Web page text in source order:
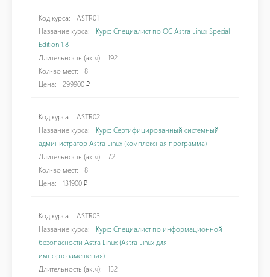
Код курса:
ASTR01
Название курса:
Курс: Специалист по ОС Astra Linux Special
Edition 1.8
Длительность (ак.ч):
192
Кол-во мест:
8
Цена:
299900 ₽
Код курса:
ASTR02
Название курса:
Курс: Сертифицированный системный
администратор Astra Linux (комплексная программа)
Длительность (ак.ч):
72
Кол-во мест:
8
Цена:
131900 ₽
Код курса:
ASTR03
Название курса:
Курс: Специалист по информационной
безопасности Astra Linux (Astra Linux для
импортозамещения)
Длительность (ак.ч):
152